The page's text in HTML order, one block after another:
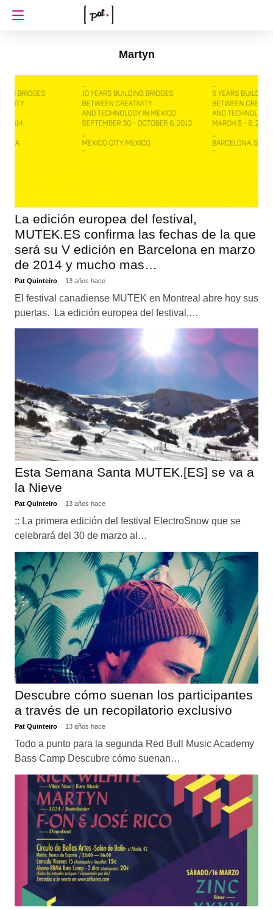
Martyn
La edición europea del festival,
MUTEK.ES confirma las fechas de la que
será su V edición en Barcelona en marzo
de 2014 y mucho mas…
Pat Quinteiro 13 años hace
El festival canadiense MUTEK en Montreal abre hoy sus
puertas. La edición europea del festival,…
Esta Semana Santa MUTEK.[ES] se va a
la Nieve
Pat Quinteiro 13 años hace
:: La primera edición del festival ElectroSnow que se
celebrará del 30 de marzo al…
Descubre cómo suenan los participantes
a través de un recopilatorio exclusivo
Pat Quinteiro 13 años hace
Todo a punto para la segunda Red Bull Music Academy
Bass Camp Descubre cómo suenan…